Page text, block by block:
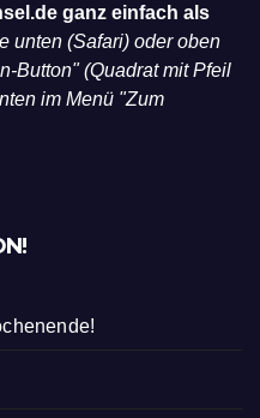
ganz einfach als
unten (Safari) oder oben
Button" (Quadrat mit Pfeil
im Menü "Zum